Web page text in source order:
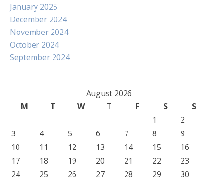
January 2025
December 2024
November 2024
October 2024
September 2024
August 2026
M
T W T F S
S
1
2
3
4 5 6 7 8
9
10
11 12 13 14 15
16
17
18 19 20 21 22
23
24
25 26 27 28 29
30